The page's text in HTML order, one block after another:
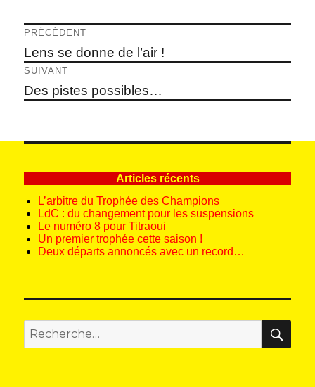
Navigation
de
l’article
PRÉCÉDENT
Article
précédent :
Lens se donne de l’air !
SUIVANT
Article
suivant :
Des pistes possibles…
Articles récents
L’arbitre du Trophée des Champions
LdC : du changement pour les suspensions
Le numéro 8 pour Titraoui
Un premier trophée cette saison !
Deux départs annoncés avec un record…
pour
: